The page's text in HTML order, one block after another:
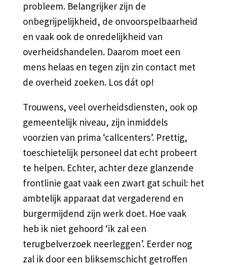
probleem. Belangrijker zijn de
onbegrijpelijkheid, de onvoorspelbaarheid
en vaak ook de onredelijkheid van
overheidshandelen. Daarom moet een
mens helaas en tegen zijn zin contact met
de overheid zoeken. Los dát op!
Trouwens, veel overheidsdiensten, ook op
gemeentelijk niveau, zijn inmiddels
voorzien van prima ‘callcenters’. Prettig,
toeschietelijk personeel dat echt probeert
te helpen. Echter, achter deze glanzende
frontlinie gaat vaak een zwart gat schuil: het
ambtelijk apparaat dat vergaderend en
burgermijdend zijn werk doet. Hoe vaak
heb ik niet gehoord ‘ik zal een
terugbelverzoek neerleggen’. Eerder nog
zal ik door een bliksemschicht getroffen